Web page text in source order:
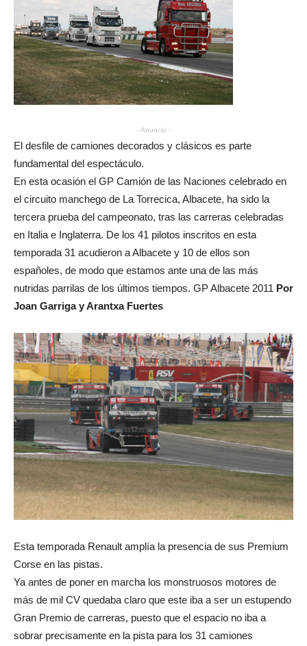
- Anuncio -
El desfile de camiones decorados y clásicos es parte
fundamental del espectáculo.
En esta ocasión el GP Camión de las Naciones celebrado en
el circuito manchego de La Torrecica, Albacete, ha sido la
tercera prueba del campeonato, tras las carreras celebradas
en Italia e Inglaterra. De los 41 pilotos inscritos en esta
temporada 31 acudieron a Albacete y 10 de ellos son
españoles, de modo que estamos ante una de las más
nutridas parrilas de los últimos tiempos. GP Albacete 2011 Por
Joan Garriga y Arantxa Fuertes
Esta temporada Renault amplía la presencia de sus Premium
Corse en las pistas.
Ya antes de poner en marcha los monstruosos motores de
más de mil CV quedaba claro que este iba a ser un estupendo
Gran Premio de carreras, puesto que el espacio no iba a
sobrar precisamente en la pista para los 31 camiones